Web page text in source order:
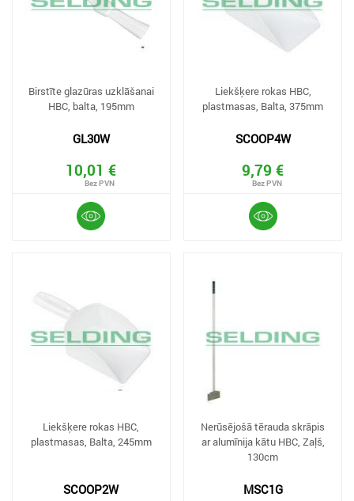
Birstīte glazūras uzklāšanai
HBC, balta, 195mm
GL30W
10,01 €
Liekšķere rokas HBC,
plastmasas, Balta, 375mm
SCOOP4W
9,79 €
Liekšķere rokas HBC,
plastmasas, Balta, 245mm
SCOOP2W
Nerūsējošā tērauda skrāpis
ar alumīnija kātu HBC, Zaļš,
130cm
MSC1G